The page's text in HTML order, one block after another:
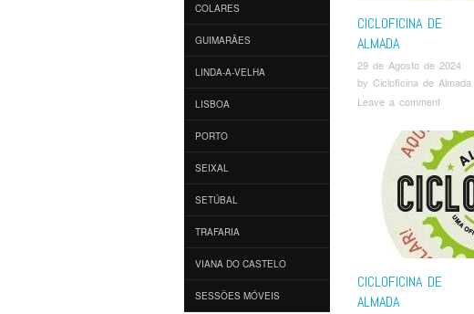
CICLOFICINA DE
ALMADA
29 de Agosto de 2024
by Cicloficina de Almada
Leave a comment
CICLOFICINA DE
ALMADA
COLARES
GUIMARÃES
LINDA-A-VELHA
LISBOA
PORTO
SEIXAL
SETÚBAL
TRAFARIA
VIANA DO CASTELO
SESSÕES MÓVEIS